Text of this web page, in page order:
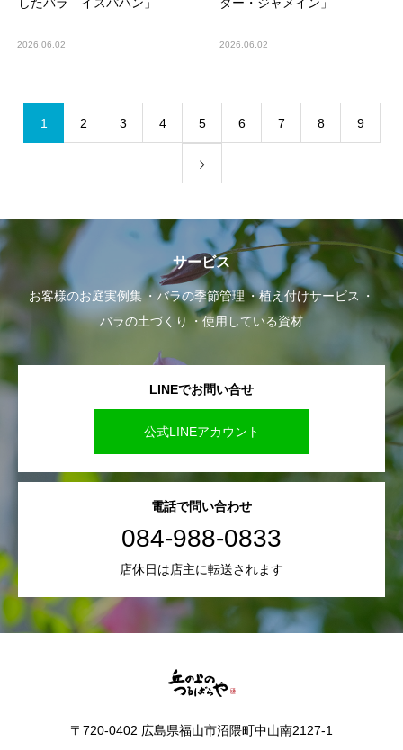
2026.06.02 2026.06.02
1 2 3 4 5 6 7 8 9
サービス
お客様のお庭実例集 バラの季節管理
植え付けサービス
バラの土づくり
使用している資材
LINEでお問い合せ
公式LINEアカウント
電話で問い合わせ
084-988-0833
店休日は店主に転送されます
〒720-0402 広島県福山市沼隈町中山南2127-1